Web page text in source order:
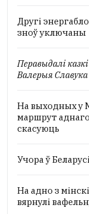
Другі
зноў уключаны
Перавыдалі
Валерыя Славука
На выходных у
маршрут
скасуюць
Учора ў
На адно з
вярнулі